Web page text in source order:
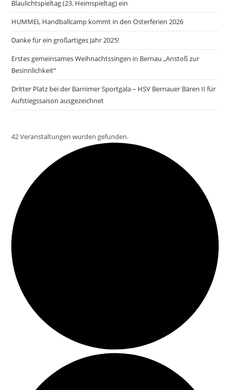
Blaulichtspieltag (23. Heimspieltag) ein
HUMMEL Handballcamp kommt in den Osterferien 2026
Danke für ein großartiges Jahr 2025!
Erstes gemeinsames Weihnachtssingen in Bernau „Anstoß zur
Besinnlichkeit“
Dritter Platz bei der Barnimer Sportgala – HSV Bernauer Bären II für
Aufstiegssaison ausgezeichnet
42 Veranstaltungen wurden gefunden.